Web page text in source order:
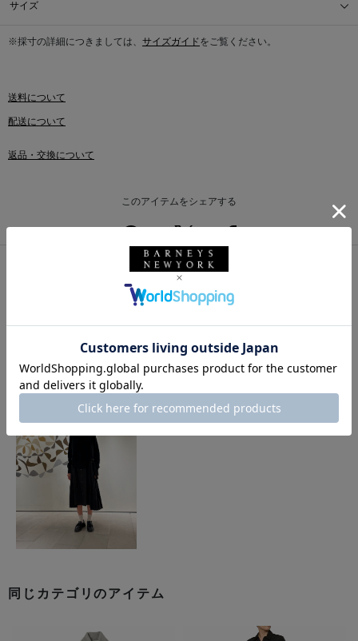
サイズ
※採寸の詳細につきましては、 サイズガイドをご覧ください。
送料について
配送について
返品・交換について
このアイテムをシェアする
このアイテムを使用したスタイリング
同じカテゴリのアイテム